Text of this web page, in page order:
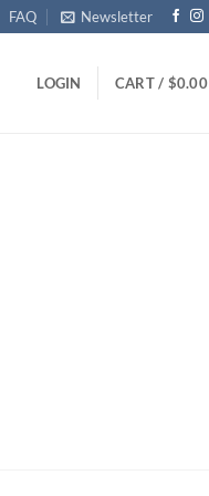
FAQ Newsletter
LOGIN CART / $0.00